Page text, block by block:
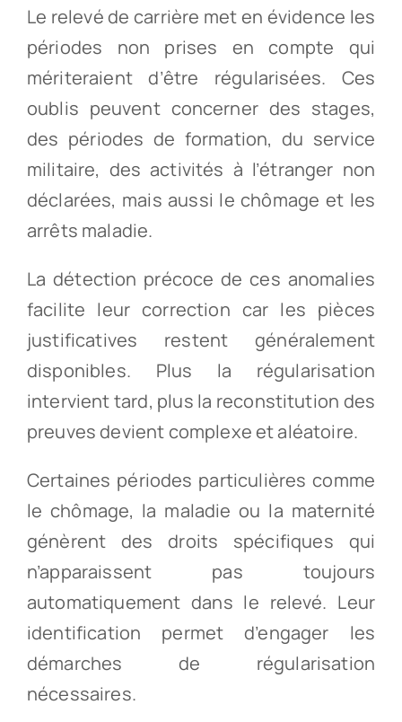
Le relevé de carrière met en évidence les
périodes non prises en compte qui
mériteraient d’être régularisées. Ces
oublis peuvent concerner des stages,
des périodes de formation, du service
militaire, des activités à l’étranger non
déclarées, mais aussi le chômage et les
arrêts maladie.
La détection précoce de ces anomalies
facilite leur correction car les pièces
justificatives restent généralement
disponibles. Plus la régularisation
intervient tard, plus la reconstitution des
preuves devient complexe et aléatoire.
Certaines périodes particulières comme
le chômage, la maladie ou la maternité
génèrent des droits spécifiques qui
n’apparaissent pas toujours
automatiquement dans le relevé. Leur
identification permet d’engager les
démarches de régularisation
nécessaires.